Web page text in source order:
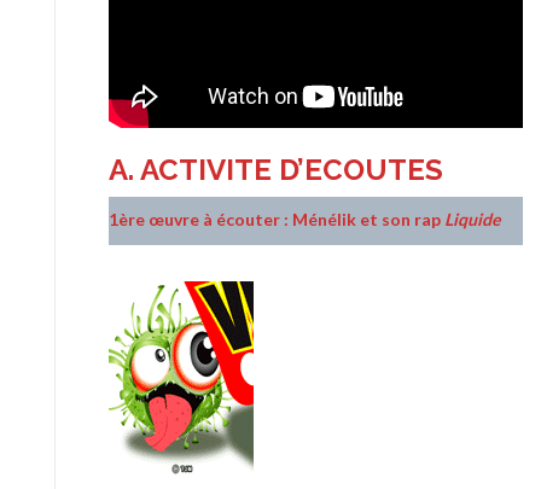
A. ACTIVITE D’ECOUTES
1ère œuvre à écouter : Ménélik et son rap Liquide